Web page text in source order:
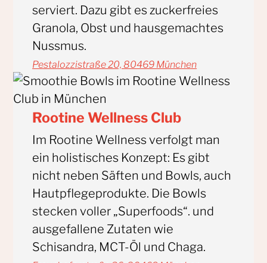
serviert. Dazu gibt es zuckerfreies
Granola, Obst und hausgemachtes
Nussmus.
Pestalozzistraße 20, 80469 München
Rootine Wellness Club
Im Rootine Wellness verfolgt man
ein holistisches Konzept: Es gibt
nicht neben Säften und Bowls, auch
Hautpflegeprodukte. Die Bowls
stecken voller „Superfoods“. und
ausgefallene Zutaten wie
Schisandra, MCT-Öl und Chaga.